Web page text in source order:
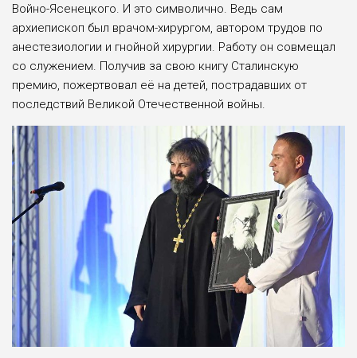
Войно-Ясенецкого. И это символично. Ведь сам
архиепископ был врачом-хирургом, автором трудов по
анестезиологии и гнойной хирургии. Работу он совмещал
со служением. Получив за свою книгу Сталинскую
премию, пожертвовал её на детей, пострадавших от
последствий Великой Отечественной войны.